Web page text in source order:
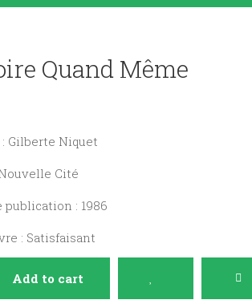
Quand Même
Gilberte Niquet
Cité
publication : 1986
: Satisfaisant
Add to cart